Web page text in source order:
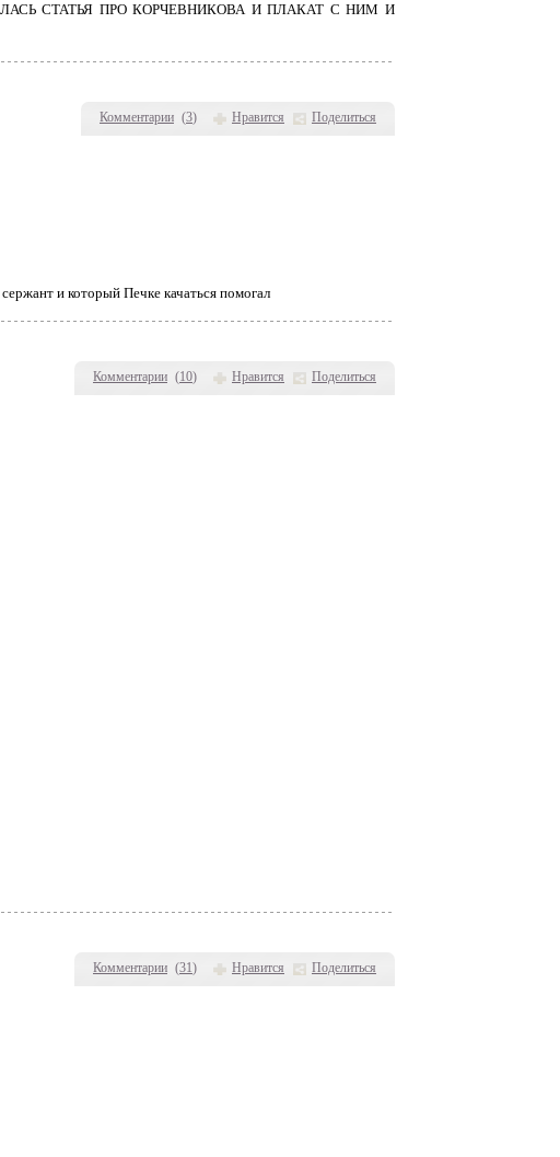
Комментарии (3) Нравится Поделиться
СТАТЬЯ ПРО КОРЧЕВНИКОВА И ПЛАКАТ С НИМ И
Комментарии (10) Нравится Поделиться
и который Печке качаться помогал
Комментарии (31) Нравится Поделиться